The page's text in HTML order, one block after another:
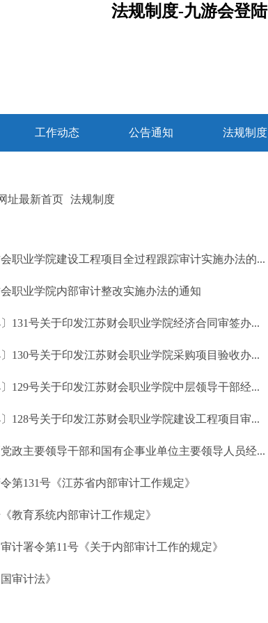
法规制度-九游会登陆
工作动态 公告通知 法规制度
址最新首页 法规制度
职业学院建设工程项目全过程跟踪审计实施办法的...
职业学院内部审计整改实施办法的通知
131号关于印发江苏财会职业学院经济合同审签办...
130号关于印发江苏财会职业学院采购项目验收办...
129号关于印发江苏财会职业学院中层领导干部经...
128号关于印发江苏财会职业学院建设工程项目审...
政主要领导干部和国有企事业单位主要领导人员经...
第131号《江苏省内部审计工作规定》
教育系统内部审计工作规定》
计署令第11号《关于内部审计工作的规定》
审计法》